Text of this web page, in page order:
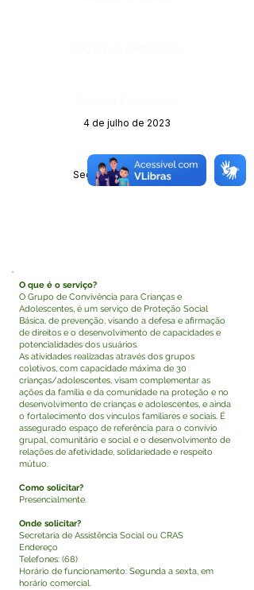
4 de julho de 2023
Órgão:
Sec. Assistência Social
O que é o serviço?
O Grupo de Convivência para Crianças e
Adolescentes, é um serviço de Proteção Social
Básica, de prevenção, visando a defesa e afirmação
de direitos e o desenvolvimento de capacidades e
potencialidades dos usuários.
As atividades realizadas através dos grupos
coletivos, com capacidade máxima de 30
crianças/adolescentes, visam complementar as
ações da família e da comunidade na proteção e no
desenvolvimento de crianças e adolescentes, e ainda
o fortalecimento dos vínculos familiares e sociais. É
assegurado espaço de referência para o convívio
grupal, comunitário e social e o desenvolvimento de
relações de afetividade, solidariedade e respeito
mútuo.
Como solicitar?
Presencialmente.
Onde solicitar?
Secretaria de Assistência Social ou CRAS
Endereço
Telefones: (68)
Horário de funcionamento: Segunda a sexta, em
horário comercial.